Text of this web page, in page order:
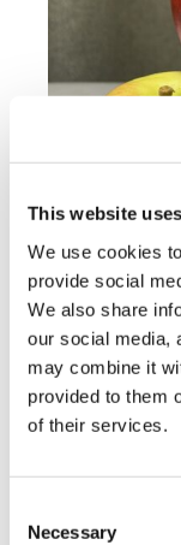
This website
We use cookies
provide social
We also share
our social media,
may combine it
provided to them
of their services.
Selection
Necessary
RAJKA
Hyvin
Paras